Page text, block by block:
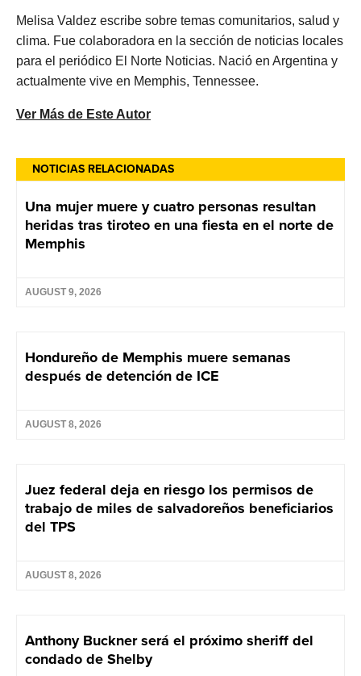
NOTICIAS RELACIONADAS
Una mujer muere y cuatro personas resultan
heridas tras tiroteo en una fiesta en el norte de
Memphis
AUGUST 9, 2026
Hondureño de Memphis muere semanas
después de detención de ICE
AUGUST 8, 2026
Juez federal deja en riesgo los permisos de
trabajo de miles de salvadoreños beneficiarios
del TPS
AUGUST 8, 2026
Anthony Buckner será el próximo sheriff del
condado de Shelby
Melisa Valdez escribe sobre temas comunitarios, salud y
clima. Fue colaboradora en la sección de noticias locales
para el periódico El Norte Noticias. Nació en Argentina y
actualmente vive en Memphis, Tennessee.
Ver Más de Este Autor